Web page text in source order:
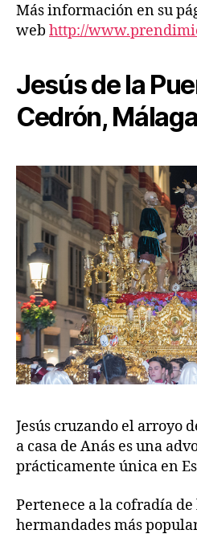
Más información en su
web http://
Jesús de la
Cedrón, Málaga
Jesús cruzando el arroyo
a casa de Anás es una
prácticamente única en
Pertenece a la cofradía
hermandades más